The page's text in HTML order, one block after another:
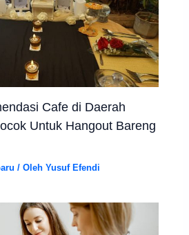
Cafe di Daerah
Untuk Hangout Bareng
/ OlehYusuf Efendi